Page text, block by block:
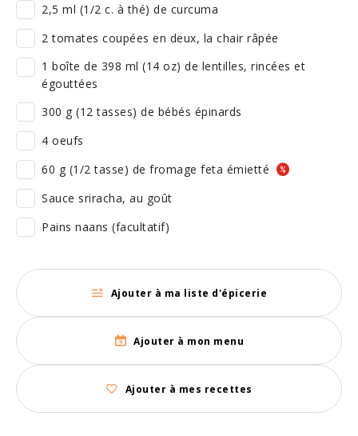
2,5 ml (1/2 c. à thé) de curcuma
2 tomates coupées en deux, la chair râpée
1 boîte de 398 ml (14 oz) de lentilles, rincées et
égouttées
300 g (12 tasses) de bébés épinards
4 oeufs
60 g (1/2 tasse) de fromage feta émietté
Sauce sriracha, au goût
Pains naans (facultatif)
Ajouter à ma liste d'épicerie
Ajouter à mon menu
Ajouter à mes recettes